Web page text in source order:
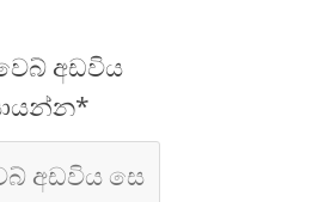
අඩවිය